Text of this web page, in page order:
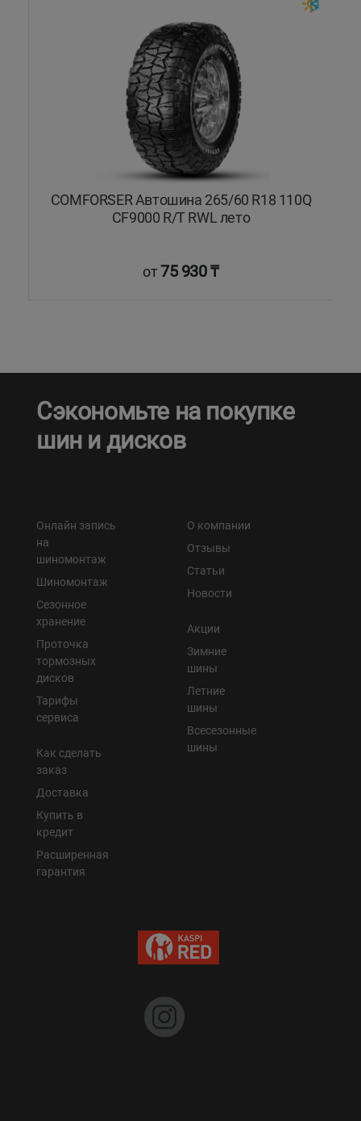
COMFORSER Автошина 265/60 R18 110Q
CF9000 R/T RWL лето
от75 930 ₸
Сэкономьте на покупке
шин и дисков
Онлайн запись
на
шиномонтаж
Шиномонтаж
Сезонное
хранение
Проточка
тормозных
дисков
Тарифы
сервиса
Как сделать
заказ
Доставка
Купить в
кредит
Расширенная
гарантия
О компании
Отзывы
Статьи
Новости
Акции
Зимние
шины
Летние
шины
Всесезонные
шины